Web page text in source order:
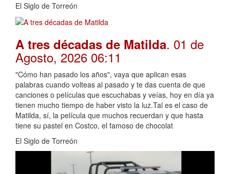
El Siglo de Torreón
A tres décadas de Matilda. 01 de
Agosto, 2026 06:11
"Cómo han pasado los años", vaya que aplican esas
palabras cuando volteas al pasado y te das cuenta de que
canciones o películas que escuchabas y veías, hoy en día ya
tienen mucho tiempo de haber visto la luz.Tal es el caso de
Matilda, sí, la película que muchos recuerdan y que hasta
tiene su pastel en Costco, el famoso de chocolat
El Siglo de Torreón